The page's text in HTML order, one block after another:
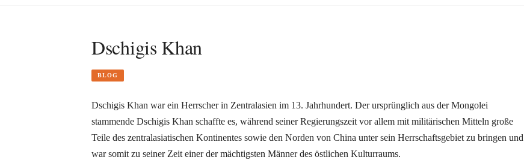
Dschigis Khan
BLOG
Dschigis Khan war ein Herrscher in Zentralasien im 13. Jahrhundert. Der ursprünglich aus der Mongolei
stammende Dschigis Khan schaffte es, während seiner Regierungszeit vor allem mit militärischen Mitteln große
Teile des zentralasiatischen Kontinentes sowie den Norden von China unter sein Herrschaftsgebiet zu bringen und
war somit zu seiner Zeit einer der mächtigsten Männer des östlichen Kulturraums.